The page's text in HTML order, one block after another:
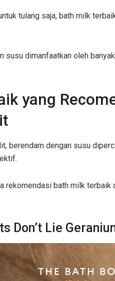
tulang saja, bath milk
susu dimanfaatkan oleh
yang
berendam dengan susu
rekomendasi bath milk terbaik
Don’t Lie